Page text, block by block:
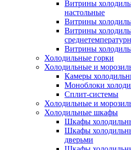
Витрины
настольные
Витрины
Витрины
Витрины
Холодильные горки
Холодильные и
Камеры
Моноблоки
Сплит-системы
Холодильные и
Холодильные шкафы
Шкафы
Шкафы
дверьми